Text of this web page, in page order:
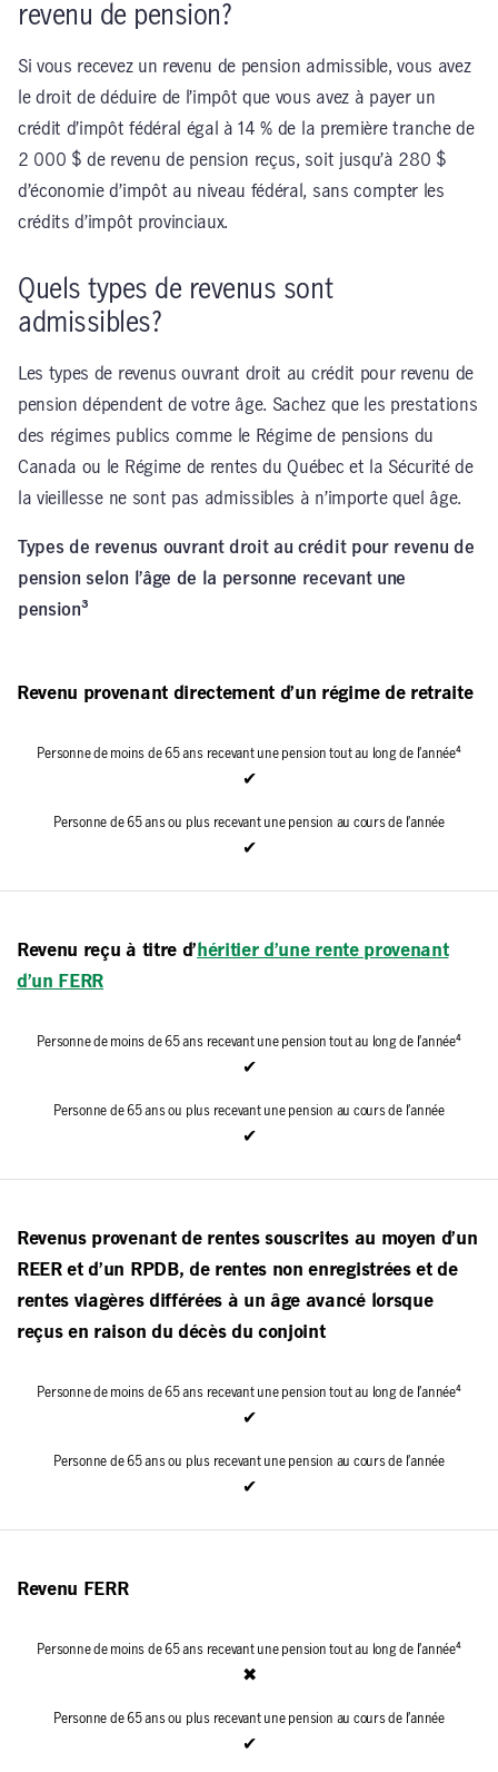
revenu de pension?
Si vous recevez un revenu de pension admissible, vous avez
le droit de déduire de l’impôt que vous avez à payer un
crédit d’impôt fédéral égal à 14 % de la première tranche de
2 000 $ de revenu de pension reçus, soit jusqu’à 280 $
d’économie d’impôt au niveau fédéral, sans compter les
crédits d’impôt provinciaux.
Quels types de revenus sont
admissibles?
Les types de revenus ouvrant droit au crédit pour revenu de
pension dépendent de votre âge. Sachez que les prestations
des régimes publics comme le Régime de pensions du
Canada ou le Régime de rentes du Québec et la Sécurité de
la vieillesse ne sont pas admissibles à n’importe quel âge.
Types de revenus ouvrant droit au crédit pour revenu de
pension selon l’âge de la personne recevant une
pension³
Revenu provenant directement d’un régime de retraite
✔
✔
Revenu reçu à titre d’ héritier d’une rente provenant
d’un FERR
✔
✔
Revenus provenant de rentes souscrites au moyen d’un
REER et d’un RPDB, de rentes non enregistrées et de
rentes viagères différées à un âge avancé lorsque
reçus en raison du décès du conjoint
✔
✔
Revenu FERR
✖
✔